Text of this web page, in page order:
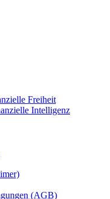
Freiheit
Intelligenz
(AGB)